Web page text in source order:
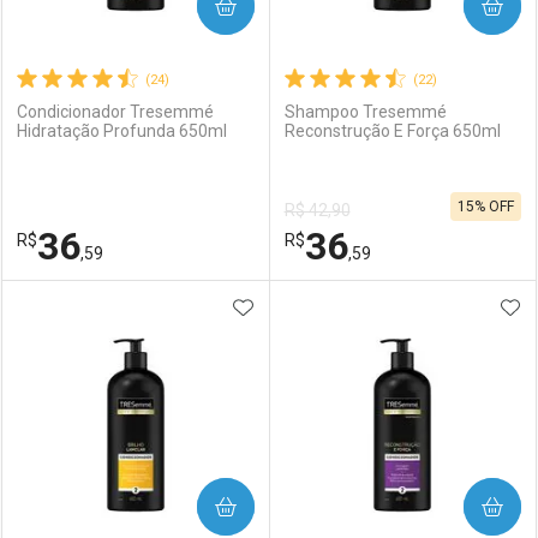
(24)
Condicionador Tresemmé
Hidratação Profunda 650ml
R$36,59
COMPRAR
Laboratório
Por Menos
(22)
Shampoo Tresemmé
Reconstrução E Força 650ml
R$ 42,90
R$36,59
15% OFF
COMPRAR
Laboratório
Por Menos
ADICIONAR AOS FAVORITOS
COMPRAR COMPRAR